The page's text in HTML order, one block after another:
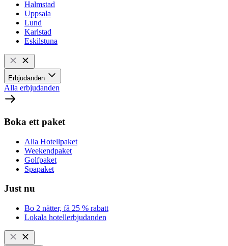
Halmstad
Uppsala
Lund
Karlstad
Eskilstuna
Erbjudanden
Alla erbjudanden
Boka ett paket
Alla Hotellpaket
Weekendpaket
Golfpaket
Spapaket
Just nu
Bo 2 nätter, få 25 % rabatt
Lokala hotellerbjudanden